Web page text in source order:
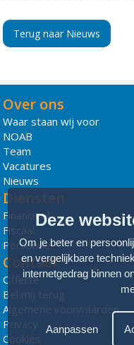
Terug naar Nieuws
Over ons
Waar staan wij voor
NOAB
Team
Vacatures
Nieuws
Diensten
Financieel
Fiscaal
Personeel
Contact
Offerte
Bel mij terug
Algemene voorwaarden
Privacy
Cookies
Deze
Om je beter en
en vergelijkbare
internetgedrag binnen
Aanpassen